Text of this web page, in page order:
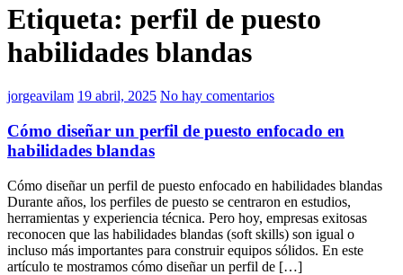
Etiqueta: perfil de puesto
habilidades blandas
jorgeavilam 19 abril, 2025 No hay comentarios
Cómo diseñar un perfil de puesto enfocado en
habilidades blandas
Cómo diseñar un perfil de puesto enfocado en habilidades blandas
Durante años, los perfiles de puesto se centraron en estudios,
herramientas y experiencia técnica. Pero hoy, empresas exitosas
reconocen que las habilidades blandas (soft skills) son igual o
incluso más importantes para construir equipos sólidos. En este
artículo te mostramos cómo diseñar un perfil de […]